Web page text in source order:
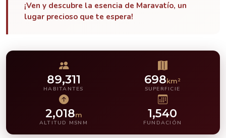
¡Ven y descubre la esencia de Maravatío, un
lugar precioso que te espera!
89,311
HABITANTES
698 km²
SUPERFICIE
2,018m
ALTITUD MSNM
1,540
FUNDACIÓN